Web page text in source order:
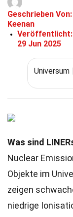
Geschrieben Von:
Keenan
Veröffentlicht:
29 Jun 2025
Universum
Was sind
Nuclear
Objekte im
zeigen
niedrige